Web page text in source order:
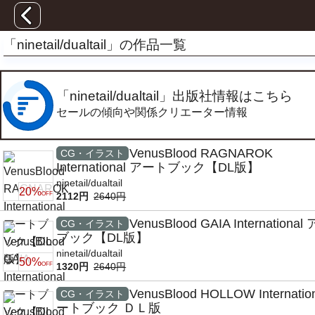
「ninetail/dualtail」の作品一覧
「ninetail/dualtail」出版社情報はこちら
セールの傾向や関係クリエーター情報
20%OFF
CG・イラスト
VenusBlood RAGNAROK
International アートブック【DL版】
ninetail/dualtail
2112円 2640円
50%OFF
CG・イラスト
VenusBlood GAIA International
ブック【DL版】
ninetail/dualtail
1320円 2640円
CG・イラスト
VenusBlood HOLLOW
ートブック ＤＬ版